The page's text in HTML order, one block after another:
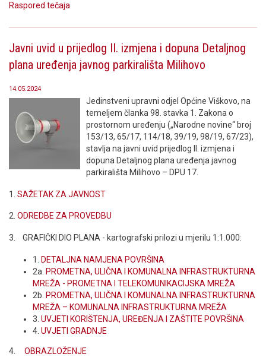
Raspored tečaja
Javni uvid u prijedlog II. izmjena i dopuna Detaljnog
plana uređenja javnog parkirališta Milihovo
14.05.2024
Jedinstveni upravni odjel Općine Viškovo, na
temeljem članka 98. stavka 1. Zakona o
prostornom uređenju („Narodne novine“ broj
153/13, 65/17, 114/18, 39/19, 98/19, 67/23),
stavlja na javni uvid prijedlog II. izmjena i
dopuna Detaljnog plana uređenja javnog
parkirališta Milihovo – DPU 17.
1. SAŽETAK ZA JAVNOST
2. ODREDBE ZA PROVEDBU
3. GRAFIČKI DIO PLANA - kartografski prilozi u mjerilu 1:1.000:
1.
DETALJNA NAMJENA POVRŠINA
2a. PROMETNA, ULIČNA I KOMUNALNA INFRASTRUKTURNA
MREŽA - PROMETNA I TELEKOMUNIKACIJSKA MREŽA
2b. PROMETNA, ULIČNA I KOMUNALNA INFRASTRUKTURNA
MREŽA – KOMUNALNA INFRASTRUKTURNA MREŽA
3. UVJETI KORIŠTENJA, UREĐENJA I ZAŠTITE POVRŠINA
4. UVJETI GRADNJE
4. OBRAZLOŽENJE